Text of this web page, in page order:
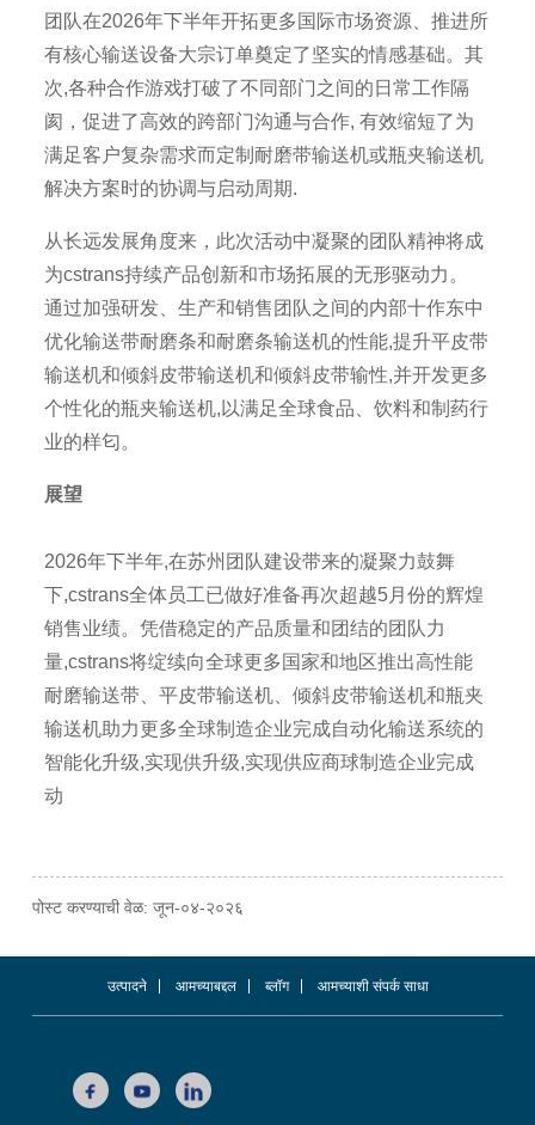
团队在2026年下半年开拓更多国际市场资源、推进所
有核心输送设备大宗订单奠定了坚实的情感基础。其
次,各种合作游戏打破了不同部门之间的日常工作隔
阂，促进了高效的跨部门沟通与合作, 有效缩短了为
满足客户复杂需求而定制耐磨带输送机或瓶夹输送机
解决方案时的协调与启动周期.
从长远发展角度来，此次活动中凝聚的团队精神将成
为cstrans持续产品创新和市场拓展的无形驱动力。
通过加强研发、生产和销售团队之间的内部十作东中
优化输送带耐磨条和耐磨条输送机的性能,提升平皮带
输送机和倾斜皮带输送机和倾斜皮带输性,并开发更多
个性化的瓶夹输送机,以满足全球食品、饮料和制药行
业的样匂。
展望
2026年下半年,在苏州团队建设带来的凝聚力鼓舞
下,cstrans全体员工已做好准备再次超越5月份的辉煌
销售业绩。凭借稳定的产品质量和团结的团队力
量,cstrans将绽续向全球更多国家和地区推出高性能
耐磨输送带、平皮带输送机、倾斜皮带输送机和瓶夹
输送机助力更多全球制造企业完成自动化输送系统的
智能化升级,实现供升级,实现供应商球制造企业完成
动
पोस्ट करण्याची वेळ: जून-०४-२०२६
उत्पादने आमच्याबद्दल ब्लॉग आमच्याशी संपर्क साधा